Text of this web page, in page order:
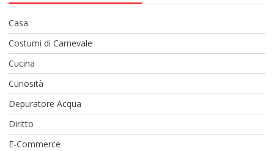
Casa
Costumi di Carnevale
Cucina
Curiosità
Depuratore Acqua
Diritto
E-Commerce